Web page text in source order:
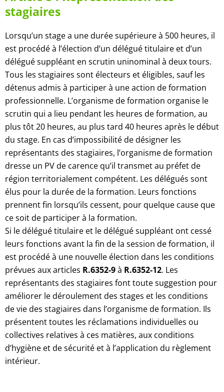
stagiaires
Lorsqu’un stage a une durée supérieure à 500 heures, il
est procédé à l’élection d’un délégué titulaire et d’un
délégué suppléant en scrutin uninominal à deux tours.
Tous les stagiaires sont électeurs et éligibles, sauf les
détenus admis à participer à une action de formation
professionnelle. L’organisme de formation organise le
scrutin qui a lieu pendant les heures de formation, au
plus tôt 20 heures, au plus tard 40 heures après le début
du stage. En cas d’impossibilité de désigner les
représentants des stagiaires, l’organisme de formation
dresse un PV de carence qu’il transmet au préfet de
région territorialement compétent. Les délégués sont
élus pour la durée de la formation. Leurs fonctions
prennent fin lorsqu’ils cessent, pour quelque cause que
ce soit de participer à la formation.
Si le délégué titulaire et le délégué suppléant ont cessé
leurs fonctions avant la fin de la session de formation, il
est procédé à une nouvelle élection dans les conditions
prévues aux articles R.6352-9à R.6352-12. Les
représentants des stagiaires font toute suggestion pour
améliorer le déroulement des stages et les conditions
de viedes stagiaires dans l’organisme de formation. Ils
présentent toutes les réclamations individuelles ou
collectives relatives à ces matières, aux conditions
d’hygiène et de sécurité et à l’application du règlement
intérieur.